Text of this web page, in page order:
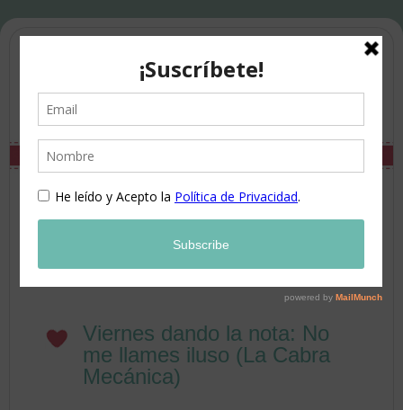
Viernes dando la nota: No
me llames iluso (La Cabra
Mecánica)